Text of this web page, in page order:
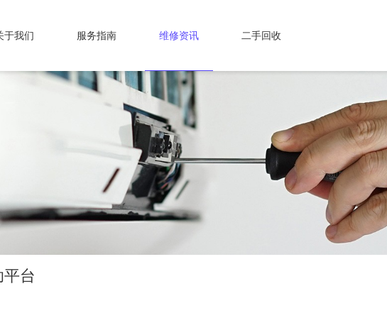
于我们 服务指南 维修资讯 二手回收
台